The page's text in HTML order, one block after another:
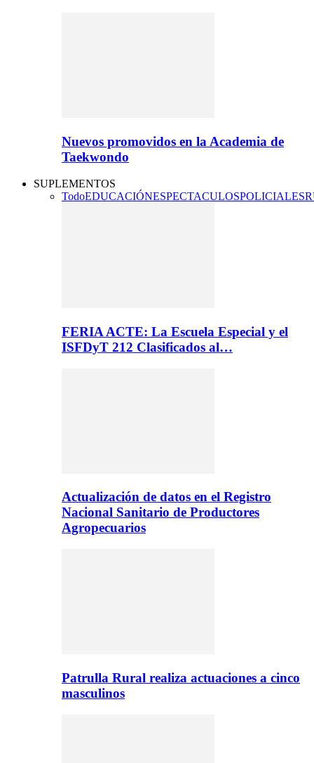
Nuevos promovidos en la Academia de
Taekwondo
SUPLEMENTOS
TodoEDUCACIÓNESPECTACULOSPOLICIALES
FERIA ACTE: La Escuela Especial y el
ISFDyT 212 Clasificados al…
Actualización de datos en el Registro
Nacional Sanitario de Productores
Agropecuarios
Patrulla Rural realiza actuaciones a cinco
masculinos